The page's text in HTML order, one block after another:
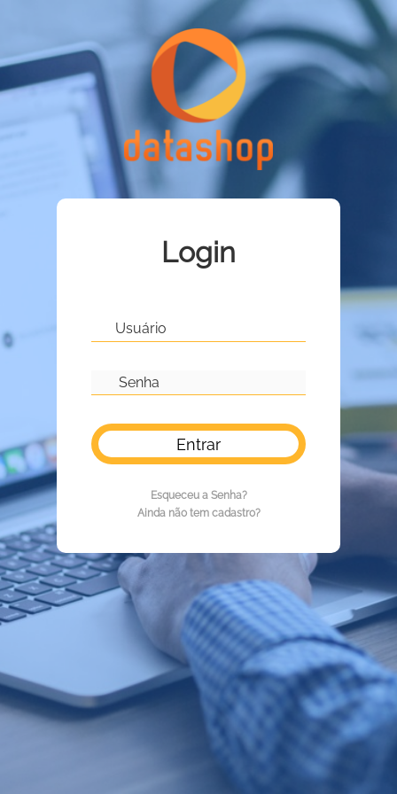
Login
Usuário
Senha
Esqueceu a Senha?
Ainda não tem cadastro?